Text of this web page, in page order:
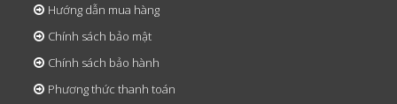
Hướng dẫn mua hàng
Chính sách bảo mật
Chính sách bảo hành
Phương thức thanh toán